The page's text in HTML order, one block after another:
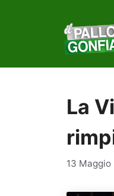
La
13 Maggio